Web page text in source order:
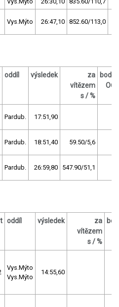
Vys.Mýto 26:47,10 852.60/113,0
oddíl výsledek
za
vítězem
s / %
body
OČ
Pardub. 17:51,90
Pardub. 18:51,40 59.50/5,6
Pardub. 26:59,80 547.90/51,1
oddíl výsledek
za
vítězem
s / %
Vys.Mýto
Vys.Mýto
14:55,60